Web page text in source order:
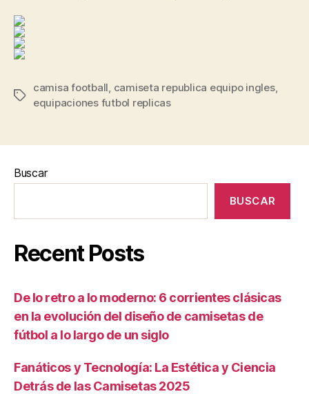
Etiquetas
camisa football, camiseta republica equipo ingles,
equipaciones futbol replicas
Buscar
BUSCAR
Recent Posts
De lo retro a lo moderno: 6 corrientes clásicas
en la evolución del diseño de camisetas de
fútbol a lo largo de un siglo
Fanáticos y Tecnología: La Estética y Ciencia
Detrás de las Camisetas 2025